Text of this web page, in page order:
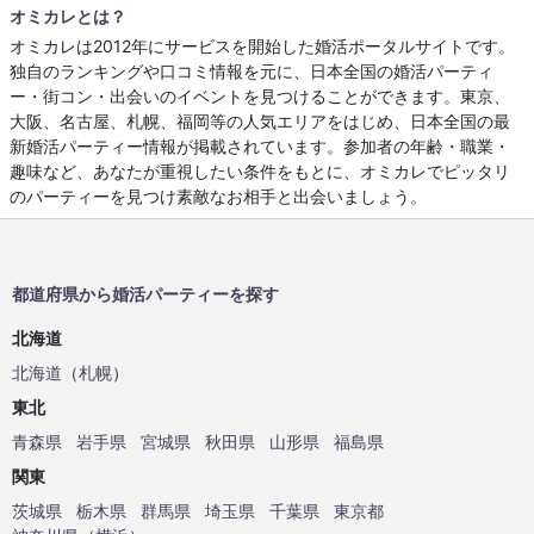
オミカレとは？
オミカレは2012年にサービスを開始した婚活ポータルサイトです。
独自のランキングや口コミ情報を元に、日本全国の婚活パーティ
ー・街コン・出会いのイベントを見つけることができます。東京、
大阪、名古屋、札幌、福岡等の人気エリアをはじめ、日本全国の最
新婚活パーティー情報が掲載されています。参加者の年齢・職業・
趣味など、あなたが重視したい条件をもとに、オミカレでピッタリ
のパーティーを見つけ素敵なお相手と出会いましょう。
都道府県から婚活パーティーを探す
北海道
北海道 （札幌）
東北
青森県
岩手県 宮城県 秋田県 山形県
福島県
関東
茨城県
栃木県 群馬県 埼玉県 千葉県
東京都